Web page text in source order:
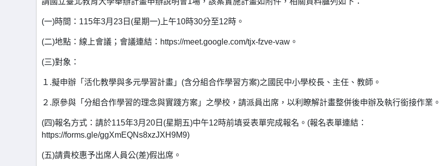
(一)時間：115年3月23日(星期一)上午10時30分至12時。
(二)地點：線上會議；會議連結：https://meet.google.com/tjx-fzve-vaw。
(三)對象：
１.擬申辦「活化教學與多元學習計畫」(含分組合作學習方案)之國民中小學校長、主任、教師。
２.原參與「分組合作學習的理念與實踐方案」之學校，請派員出席，以利瞭解計畫整併後申辦及執行銜接作業。
(四)報名方式：請於115年3月20日(星期五)中午12時前填妥表單完成報名。(報名表單連結：
https://forms.gle/ggXmEQNs8xzJXH9M9)
(五)請貴校惠予出席人員公(差)假出席。